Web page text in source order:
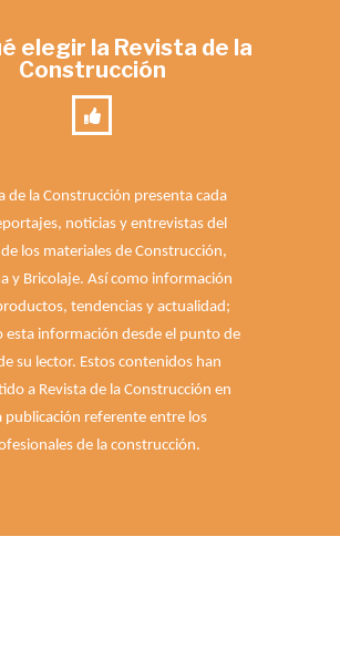
elegir la Revista de la
Construcción
de la Construcción presenta cada
noticias y entrevistas del
los materiales de Construcción,
y Bricolaje. Así como información
tendencias y actualidad;
esta información desde el punto de
su lector. Estos contenidos han
a Revista de la Construcción en
publicación referente entre los
de la construcción.